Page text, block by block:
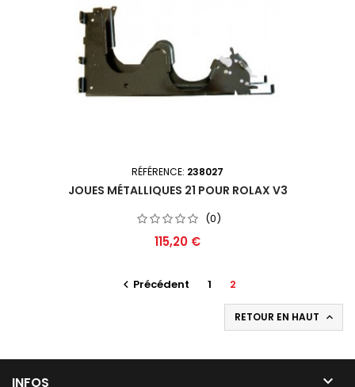
RÉFÉRENCE: 238027
JOUES MÉTALLIQUES 21 POUR ROLAX V3
(0)
Prix
115,20 €
 Précédent 1 2
RETOUR EN HAUT 
INFOS 